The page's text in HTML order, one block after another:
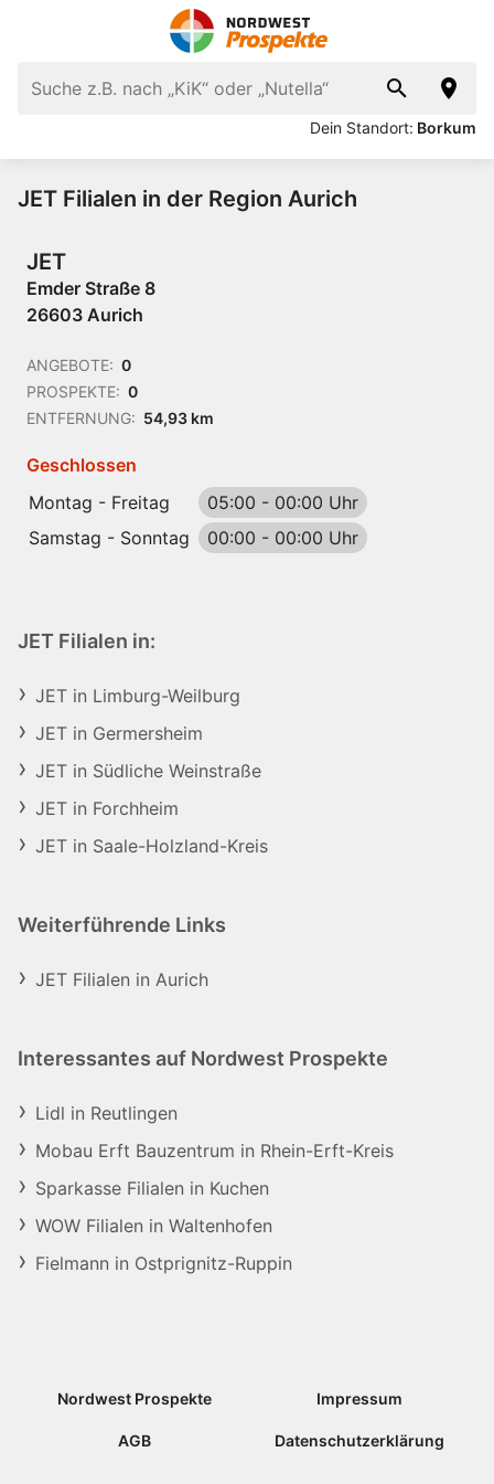
Dein Standort: Borkum
JET Filialen in der Region Aurich
JET
Emder Straße 8
26603 Aurich
ANGEBOTE: 0
PROSPEKTE: 0
ENTFERNUNG: 54,93 km
Geschlossen
Montag - Freitag
05:00 - 00:00 Uhr
Samstag - Sonntag
00:00 - 00:00 Uhr
JET Filialen in:
JET in Limburg-Weilburg
JET in Germersheim
JET in Südliche Weinstraße
JET in Forchheim
JET in Saale-Holzland-Kreis
Weiterführende Links
JET Filialen in Aurich
Interessantes auf Nordwest Prospekte
Lidl in Reutlingen
Mobau Erft Bauzentrum in Rhein-Erft-Kreis
Sparkasse Filialen in Kuchen
WOW Filialen in Waltenhofen
Fielmann in Ostprignitz-Ruppin
Nordwest Prospekte Impressum
AGB Datenschutzerklärung